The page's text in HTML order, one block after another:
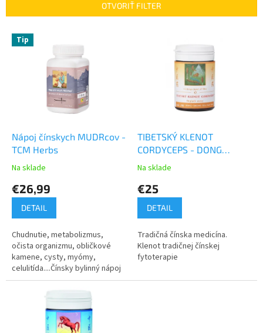
p
OTVORIŤ FILTER
V Tip
Nápoj čínskych MUDRcov -
TCM Herbs
Na sklade
€26,99
DETAIL
Chudnutie, metabolizmus,
očista organizmu, obličkové
kamene, cysty, myómy,
celulitída....Čínsky bylinný nápoj
s priaznivým účinkom na celý
organizmus.
TIBETSKÝ KLENOT
CORDYCEPS - DONG
CHONG XIA CAO WAN -
Na sklade
€25
DETAIL
Tradičná čínska medicína.
Klenot tradičnej čínskej
fytoterapie